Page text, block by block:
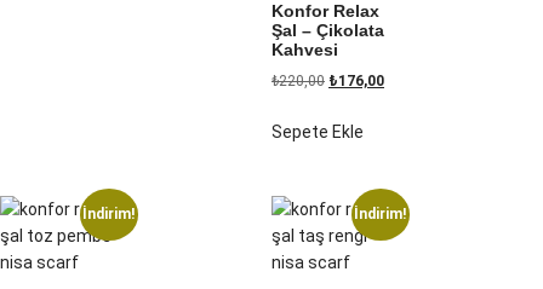
Konfor Relax
Şal – Çikolata
Kahvesi
₺220,00 ₺176,00
Sepete Ekle
İndirim! İndirim!